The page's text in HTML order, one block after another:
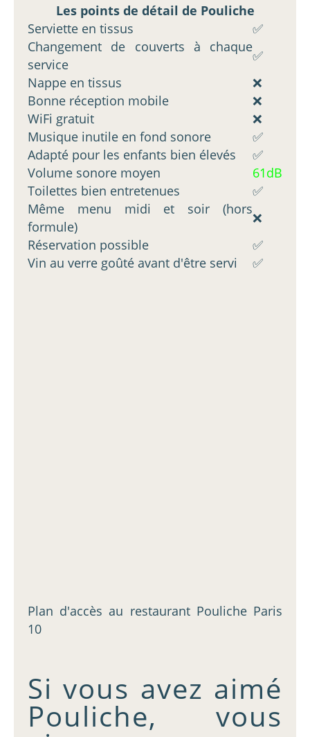
Les points de détail de Pouliche
Serviette en tissus
✅
Changement de couverts à chaque
service
✅
Nappe en tissus
❌
Bonne réception mobile
❌
WiFi gratuit
❌
Musique inutile en fond sonore
✅
Adapté pour les enfants bien élevés
✅
Volume sonore moyen
61dB
Toilettes bien entretenues
✅
Même menu midi et soir (hors
formule)
❌
Réservation possible
✅
Vin au verre goûté avant d'être servi
✅
Plan d'accès au restaurant Pouliche Paris
10
Si vous avez aimé
Pouliche, vous